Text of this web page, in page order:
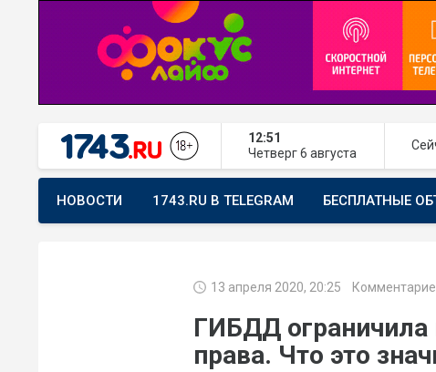
12:51
Четверг 6 августа
НОВОСТИ 1743.RU В TELEGRAM БЕСПЛАТНЫЕ
13 апреля 2020, 20:25
ГИБДД
права. Что это